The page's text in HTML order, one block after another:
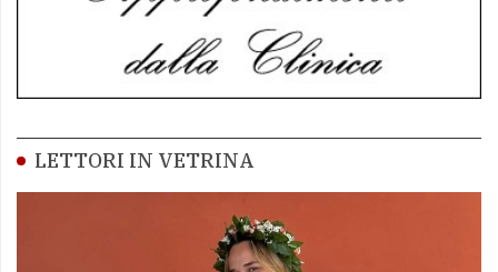
LETTORI IN VETRINA